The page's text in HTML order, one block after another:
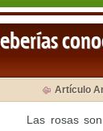
Artículo
Las rosas